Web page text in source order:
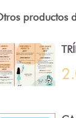
productos